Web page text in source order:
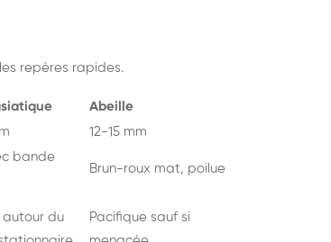
repères rapides.
Abeille
12-15 mm
bande
Brun-roux mat, poilue
autour du
Pacifique sauf si